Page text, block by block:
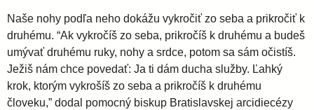
z
a
Naše nohy podľa neho dokážu vykročiť zo seba a prikročiť k
druhému. “Ak vykročíš zo seba, prikročíš k druhému a budeš
umývať druhému ruky, nohy a srdce, potom sa sám očistíš.
Ježiš nám chce povedať: Ja ti dám ducha služby. Ľahký
krok, ktorým vykrošíš zo seba a prikročíš k druhému
človeku,” dodal pomocný biskup Bratislavskej arcidiecézy